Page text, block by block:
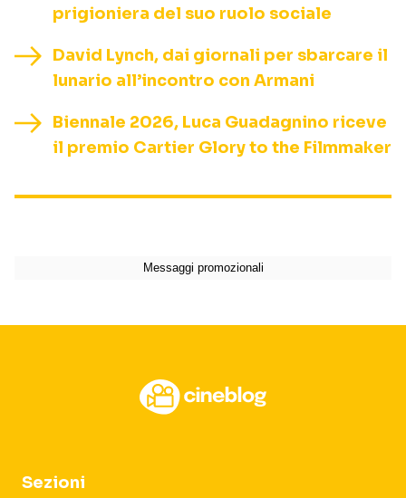
prigioniera del suo ruolo sociale
David Lynch, dai giornali per sbarcare il
lunario all’incontro con Armani
Biennale 2026, Luca Guadagnino riceve
il premio Cartier Glory to the Filmmaker
Sezioni